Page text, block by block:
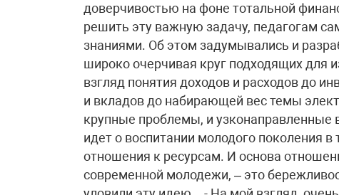
доверчивостью на фоне тотальной
решить эту важную задачу, педагогам
знаниями. Об этом задумывались и
широко очерчивая круг подходящих для
взгляд понятия доходов и расходов до
и вкладов до набирающей вес темы
крупные проблемы, и узконаправленные
идет о воспитании молодого поколения
отношения к ресурсам. И основа
современной молодежи, – это